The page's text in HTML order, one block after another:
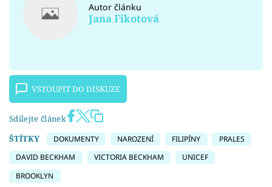
Autor článku
Jana Fikotová
VSTOUPIT DO DISKUZE
Sdílejte článek
ŠTÍTKY
DOKUMENTY NAROZENÍ FILIPÍNY
PRALES
DAVID BECKHAM
VICTORIA BECKHAM
UNICEF
BROOKLYN